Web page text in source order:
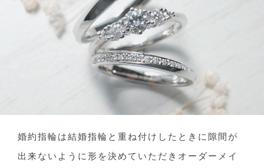
婚約指輪は結婚指輪と重ね付けしたときに隙間が
出来ないように形を決めていただきオーダーメイ